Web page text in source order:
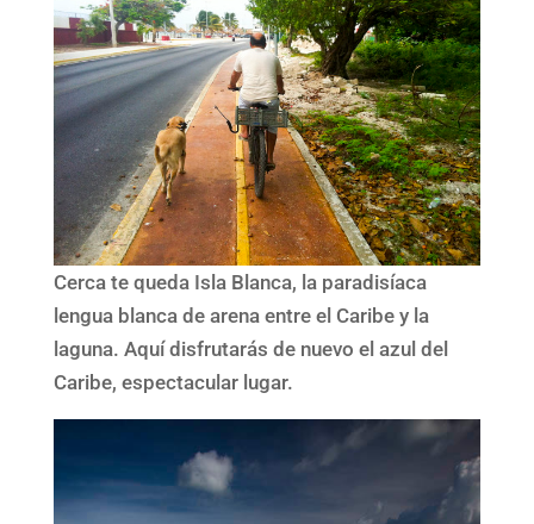
Cerca te queda Isla Blanca, la paradisíaca
lengua blanca de arena entre el Caribe y la
laguna. Aquí disfrutarás de nuevo el azul del
Caribe, espectacular lugar.